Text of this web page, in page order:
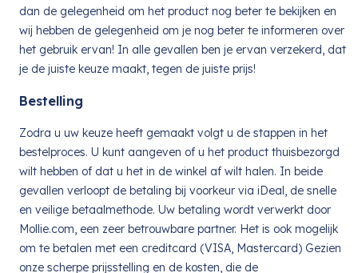
dan de gelegenheid om het product nog beter te bekijken en
wij hebben de gelegenheid om je nog beter te informeren over
het gebruik ervan! In alle gevallen ben je ervan verzekerd, dat
je de juiste keuze maakt, tegen de juiste prijs!
Bestelling
Zodra u uw keuze heeft gemaakt volgt u de stappen in het
bestelproces. U kunt aangeven of u het product thuisbezorgd
wilt hebben of dat u het in de winkel af wilt halen. In beide
gevallen verloopt de betaling bij voorkeur via iDeal, de snelle
en veilige betaalmethode. Uw betaling wordt verwerkt door
Mollie.com, een zeer betrouwbare partner. Het is ook mogelijk
om te betalen met een creditcard (VISA, Mastercard) Gezien
onze scherpe prijsstelling en de kosten, die de